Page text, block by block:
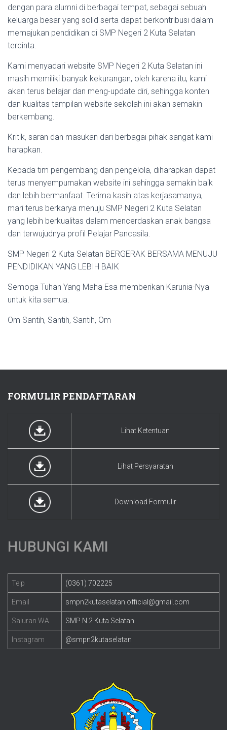
dengan para alumni di berbagai tempat, sebagai sebuah
keluarga besar yang solid serta dapat berkontribusi dalam
memajukan pendidikan di SMP Negeri 2 Kuta Selatan
tercinta.
Kami menyadari website SMP Negeri 2 Kuta Selatan ini
masih memiliki banyak kekurangan, oleh karena itu, kami
akan terus belajar dan meng-update diri, sehingga konten
dan kualitas tampilan website sekolah ini akan semakin
berkembang.
Kritik, saran dan masukan dari berbagai pihak sangat kami
harapkan.
Kepada tim pengembang dan pengelola, diharapkan dapat
terus menyempurnakan website ini sehingga semakin baik
dan lebih bermanfaat. Terima kasih atas kerjasamanya,
mari terus berkarya menuju SMP Negeri 2 Kuta Selatan
yang lebih berkualitas dalam mencerdaskan anak bangsa
dan terwujudnya profil Pelajar Pancasila.
SMP Negeri 2 Kuta Selatan BERGERAK BERSAMA MENUJU
PENDIDIKAN YANG LEBIH BAIK
Semoga Tuhan Yang Maha Esa memberikan Karunia-Nya
untuk kita semua.
Om Santih, Santih, Santih, Om
FORMULIR PENDAFTARAN
Lihat Ketentuan
Lihat Persyaratan
Download Formulir
HUBUNGI KAMI
Telp (0361) 702225
Email smpn2kutaselatan.official@gmail.com
Saluran WA SMP N 2 Kuta Selatan
Instagram @smpn2kutaselatan